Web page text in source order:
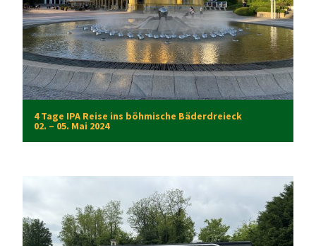
4 Tage IPA Reise ins böhmische Bäderdreieck
02. – 05. Mai 2024